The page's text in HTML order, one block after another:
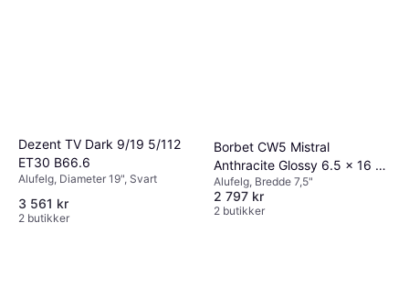
Dezent TV Dark 9/19 5/112
ET30 B66.6
Alufelg, Diameter 19", Svart
3 561 kr
2 butikker
Borbet CW5 Mistral
Anthracite Glossy 6.5 x 16 5
120 ET60
Alufelg, Bredde 7,5"
2 797 kr
2 butikker